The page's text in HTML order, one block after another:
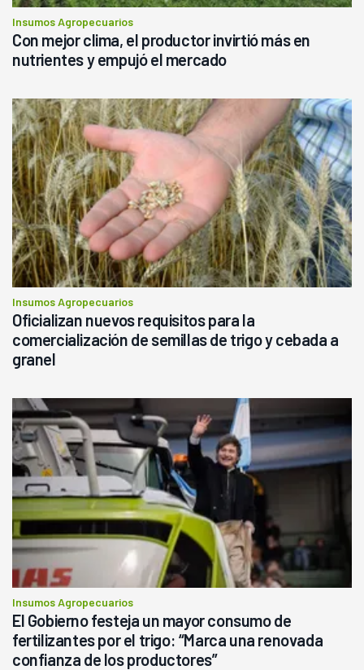
Insumos Agropecuarios
Con mejor clima, el productor invirtió más en
nutrientes y empujó el mercado
Insumos Agropecuarios
Oficializan nuevos requisitos para la
comercialización de semillas de trigo y cebada a
granel
Insumos Agropecuarios
El Gobierno festeja un mayor consumo de
fertilizantes por el trigo: “Marca una renovada
confianza de los productores”